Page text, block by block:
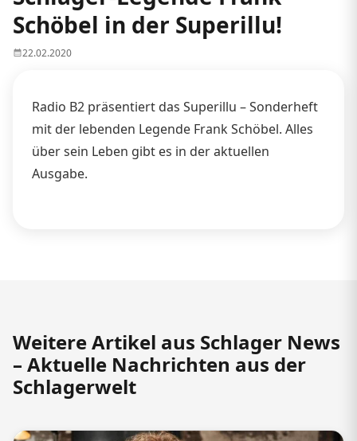
Schöbel in der Superillu!
22.02.2020
Radio B2 präsentiert das Superillu – Sonderheft
mit der lebenden Legende Frank Schöbel. Alles
über sein Leben gibt es in der aktuellen
Ausgabe.
Weitere Artikel aus Schlager News
– Aktuelle Nachrichten aus der
Schlagerwelt